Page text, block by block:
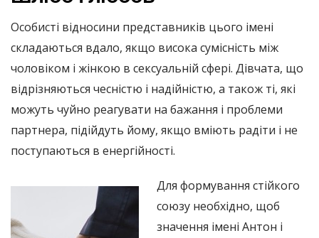
Особисті відносини представників цього імені
складаються вдало, якщо висока сумісність між
чоловіком і жінкою в сексуальній сфері. Дівчата, що
відрізняються чесністю і надійністю, а також ті, які
можуть чуйно реагувати на бажання і проблеми
партнера, підійдуть йому, якщо вміють радіти і не
поступаються в енергійності.
Для формування стійкого
союзу необхідно, щоб
значення імені Антон і